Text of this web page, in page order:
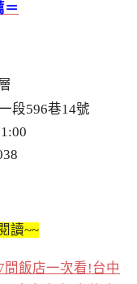
＝
段596巷14號
讀~~
間飯店一次看!台中